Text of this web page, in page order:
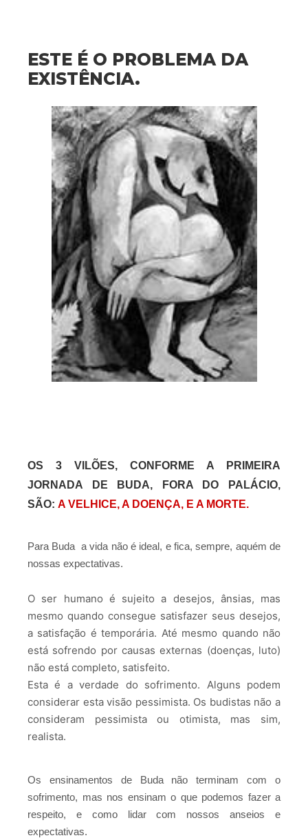
ESTE É O PROBLEMA DA
EXISTÊNCIA.
OS 3 VILÕES, CONFORME A PRIMEIRA
JORNADA DE BUDA, FORA DO PALÁCIO,
SÃO: A VELHICE, A DOENÇA, E A MORTE.
Para Buda a vida não é ideal, e fica, sempre, aquém de
nossas expectativas.
O ser humano é sujeito a desejos, ânsias, mas
mesmo quando consegue satisfazer seus desejos,
a satisfação é temporária. Até mesmo quando não
está sofrendo por causas externas (doenças, luto)
não está completo, satisfeito.
Esta é a verdade do sofrimento. Alguns podem
considerar esta visão pessimista. Os budistas não a
consideram pessimista ou otimista, mas sim,
realista.
Os ensinamentos de Buda não terminam com o
sofrimento, mas nos ensinam o que podemos fazer a
respeito, e como lidar com nossos anseios e
expectativas.